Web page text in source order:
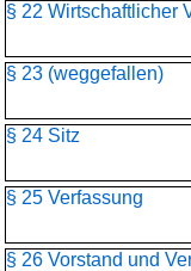
§ 22 Wirtschaftlicher
§ 23 (weggefallen)
§ 24 Sitz
§ 25 Verfassung
§ 26 Vorstand und